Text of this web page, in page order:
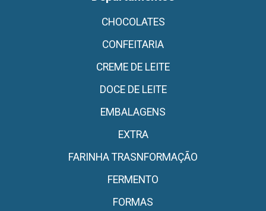
CHOCOLATES
CONFEITARIA
CREME DE LEITE
DOCE DE LEITE
EMBALAGENS
EXTRA
FARINHA TRASNFORMAÇÃO
FERMENTO
FORMAS